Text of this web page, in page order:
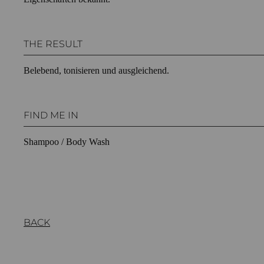
THE RESULT
Belebend, tonisieren und ausgleichend.
FIND ME IN
Shampoo / Body Wash
BACK